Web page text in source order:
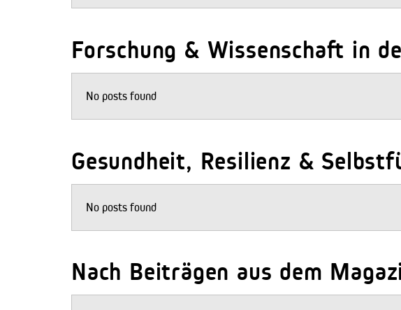
Forschung & Wissenschaft in
No posts found
Gesundheit, Resilienz &
No posts found
Nach Beiträgen aus dem